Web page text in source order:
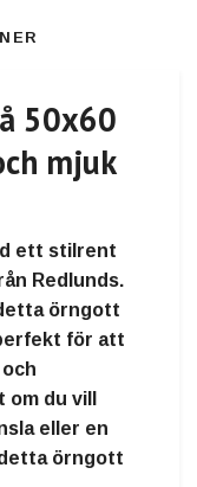
50x60
mjuk
ett stilrent
Redlunds.
örngott
för att
du vill
eller en
örngott